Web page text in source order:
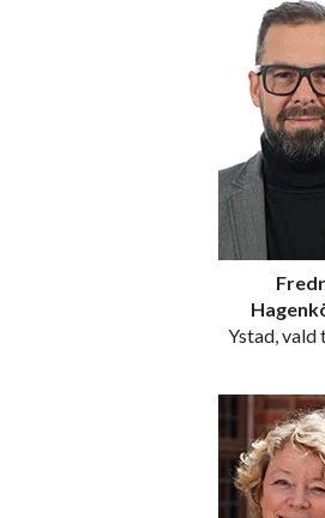
Ystad, vald